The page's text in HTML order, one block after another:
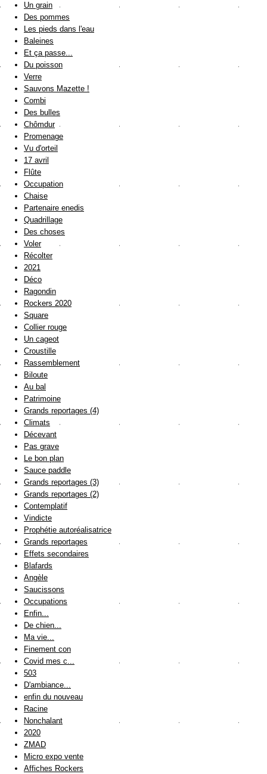
Un grain
Des pommes
Les pieds dans l'eau
Baleines
Et ça passe...
Du poisson
Verre
Sauvons Mazette !
Combi
Des bulles
Chômdur
Promenage
Vu d'orteil
17 avril
Flûte
Occupation
Chaise
Partenaire enedis
Quadrillage
Des choses
Voler
Récolter
2021
Déco
Ragondin
Rockers 2020
Square
Collier rouge
Un cageot
Croustille
Rassemblement
Biloute
Au bal
Patrimoine
Grands reportages (4)
Climats
Décevant
Pas grave
Le bon plan
Sauce paddle
Grands reportages (3)
Grands reportages (2)
Contemplatif
Vindicte
Prophétie autoréalisatrice
Grands reportages
Effets secondaires
Blafards
Angèle
Saucissons
Occupations
Enfin...
De chien...
Ma vie...
Finement con
Covid mes c...
503
D'ambiance...
enfin du nouveau
Racine
Nonchalant
2020
ZMAD
Micro expo vente
Affiches Rockers